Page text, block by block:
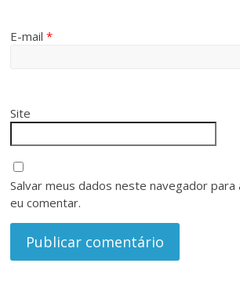
E-mail*
Site
Salvar meus dados neste navegador para
eu comentar.